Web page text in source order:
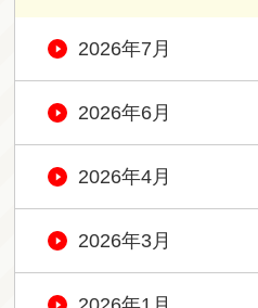
2026年7月
2026年6月
2026年4月
2026年3月